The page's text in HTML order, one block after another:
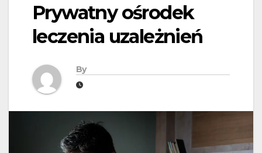
Prywatny ośrodek
leczenia uzależnień
By